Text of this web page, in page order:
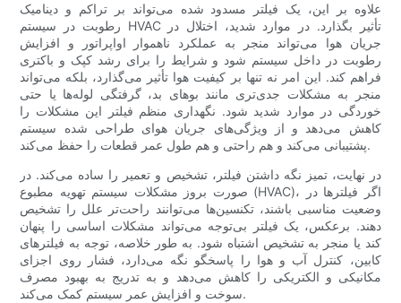
علاوه بر این، یک فیلتر مسدود شده می‌تواند بر تراکم و دینامیک
رطوبت در سیستم HVAC تأثیر بگذارد. در موارد شدید، اختلال در
جریان هوا می‌تواند منجر به عملکرد ناهموار اواپراتور و افزایش
رطوبت در داخل سیستم شود و شرایط را برای رشد کپک و باکتری
فراهم کند. این امر نه تنها بر کیفیت هوا تأثیر می‌گذارد، بلکه می‌تواند
منجر به مشکلات جدی‌تری مانند بوهای بد، گرفتگی لوله‌ها یا حتی
خوردگی در موارد شدید شود. نگهداری منظم فیلتر این مشکلات را
کاهش می‌دهد و از ویژگی‌های جریان هوای طراحی شده سیستم
پشتیبانی می‌کند و هم راحتی و هم طول عمر قطعات را حفظ می‌کند.
در نهایت، تمیز نگه داشتن فیلتر، تشخیص و تعمیر را ساده می‌کند. در
صورت بروز مشکلات سیستم تهویه مطبوع (HVAC)، اگر فیلترها در
وضعیت مناسبی باشند، تکنسین‌ها می‌توانند راحت‌تر علل را تشخیص
دهند. برعکس، یک فیلتر بی‌توجه می‌تواند مشکلات اساسی را پنهان
کند یا منجر به تشخیص اشتباه شود. به طور خلاصه، توجه به فیلترهای
کابین، کنترل آب و هوا را پاسخگو نگه می‌دارد، فشار روی اجزای
مکانیکی و الکتریکی را کاهش می‌دهد و به تدریج به بهبود مصرف
سوخت و افزایش عمر سیستم کمک می‌کند.